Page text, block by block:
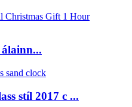
stíl 2017 c ...